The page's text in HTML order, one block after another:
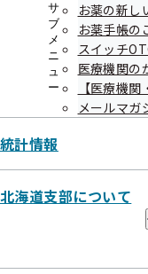
サ
ブ
メ
ニ
ュ
ー
お薬の新し
お薬手帳の
スイッチ
医療機関の
【医療機
メールマガ
統計情報
北海道支部について
北海道歯科医
「くいしばり
北海道歯科医
か？知覚過敏
北海道歯科医
理と予防につ